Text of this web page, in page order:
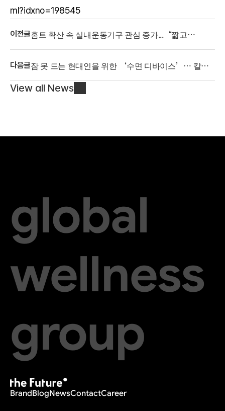
ml?idxno=198545
이전글홈트 확산 속 실내운동기구 관심 증가...“짧고
다음글잠 못 드는 현대인을 위한 ‘수면 디바이스’… 칼로,
View all News
global
wellness
group
BrandBlogNewsContactCareer